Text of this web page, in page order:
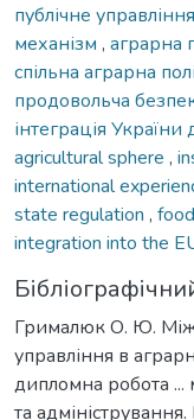
публічне управління
механізм , аграрна
спільна аграрна
продовольча
інтеграція України
agricultural sphere ,
international
state regulation ,
integration into the
Грималюк О. Ю.
управління в
дипломна робота ...
та